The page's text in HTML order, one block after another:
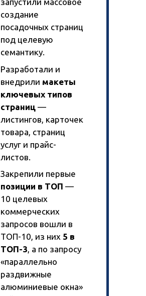
запустили массовое
создание
посадочных страниц
под целевую
семантику.
Разработали и
внедрили макеты
ключевых типов
страниц —
листингов, карточек
товара, страниц
услуг и прайс-
листов.
Закрепили первые
позиции в ТОП —
10 целевых
коммерческих
запросов вошли в
ТОП-10, из них 5 в
ТОП-3, а по запросу
«параллельно
раздвижные
алюминиевые окна»